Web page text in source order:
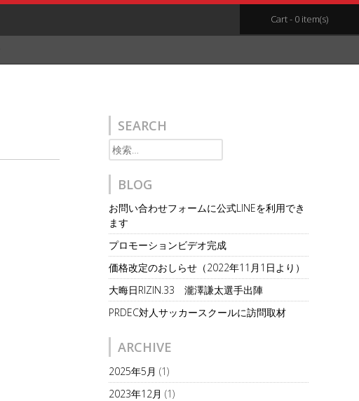
Cart - 0 item(s)
SEARCH
検
索:
BLOG
お問い合わせフォームに公式LINEを利用でき
ます
プロモーションビデオ完成
価格改定のおしらせ（2022年11月1日より）
大晦日RIZIN.33 瀧澤謙太選手出陣
PRDEC対人サッカースクールに訪問取材
ARCHIVE
2025年5月 (1)
2023年12月 (1)